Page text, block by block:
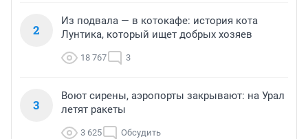
2
Из подвала — в котокафе: история кота
Лунтика, который ищет добрых хозяев
18 767 3
3
Воют сирены, аэропорты закрывают: на Урал
летят ракеты
3 625 Обсудить